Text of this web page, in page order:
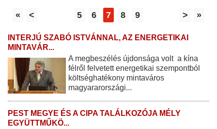
« < 5 6 7 8 9 > »
INTERJÚ SZABÓ ISTVÁNNAL, AZ ENERGETIKAI
MINTAVÁR...
A megbeszélés újdonsága volt a kína
félről felvetett energetikai szempontból
költséghatékony mintaváros
magyararországi...
PEST MEGYE ÉS A CIPA TALÁLKOZÓJA MÉLY
EGYÜTTMŰKÖ...